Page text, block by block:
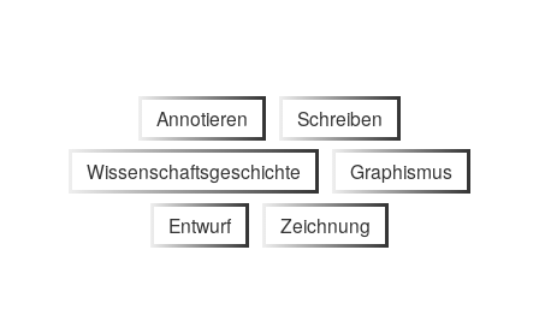
Annotieren Schreiben
Wissenschaftsgeschichte Graphismus
Entwurf Zeichnung